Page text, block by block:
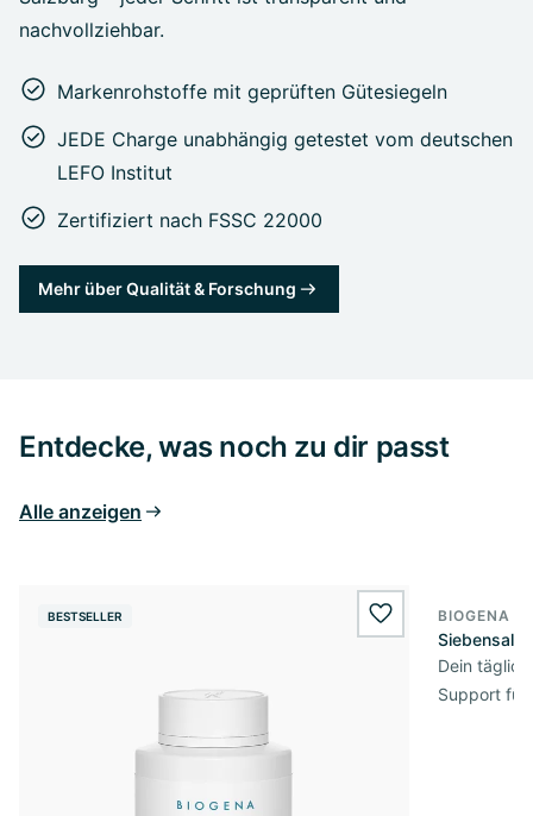
nachvollziehbar.
Markenrohstoffe mit geprüften Gütesiegeln
JEDE Charge unabhängig getestet vom deutschen
LEFO Institut
Zertifiziert nach FSSC 22000
Mehr über Qualität & Forschung
Entdecke, was noch zu dir passt
Alle anzeigen
BESTSELLER wishlist.add
BIOGENA
Dein
Support für